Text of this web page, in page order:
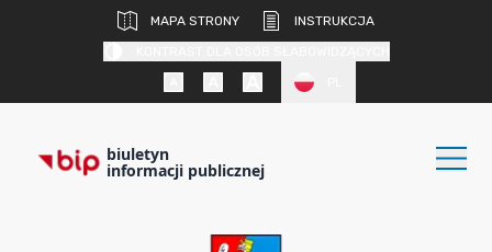
MAPA STRONY
INSTRUKCJA
biuletyn
informacji publicznej